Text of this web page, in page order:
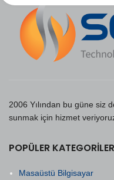
2006 Yılından bu güne siz
sunmak için hizmet
POPÜLER KATEGORILER
Masaüstü Bilgisayar